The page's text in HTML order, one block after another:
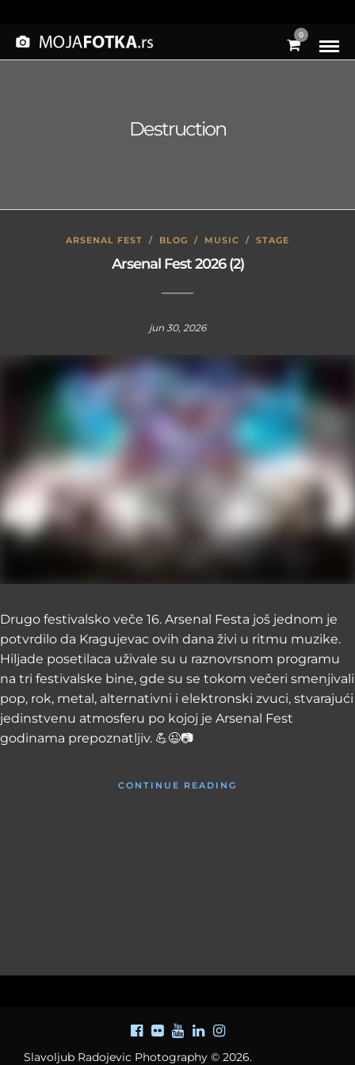
0
Destruction
ARSENAL FEST / BLOG / MUSIC / STAGE
Arsenal Fest 2026 (2)
jun 30, 2026
Drugo festivalsko veče 16. Arsenal Festa još jednom je
potvrdilo da Kragujevac ovih dana živi u ritmu muzike.
Hiljade posetilaca uživale su u raznovrsnom programu
na tri festivalske bine, gde su se tokom večeri smenjivali
pop, rok, metal, alternativni i elektronski zvuci, stvarajući
jedinstvenu atmosferu po kojoj je Arsenal Fest
godinama prepoznatljiv. 💪😉📷
CONTINUE READING
Slavoljub Radojevic Photography © 2026.